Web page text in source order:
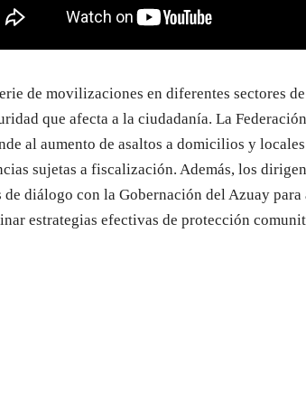
de movilizaciones en diferentes sectores
que afecta a la ciudadanía. La
al aumento de asaltos a domicilios y
sujetas a fiscalización. Además, los
de diálogo con la Gobernación del Azuay
estrategias efectivas de protección